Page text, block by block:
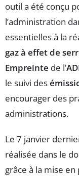
outil a été conçu
l’administration
essentielles à la
gaz à effet de
Empreinte de l’
le suivi des
encourager des
administrations.
Le 7 janvier
réalisée dans le
grâce à la mise en